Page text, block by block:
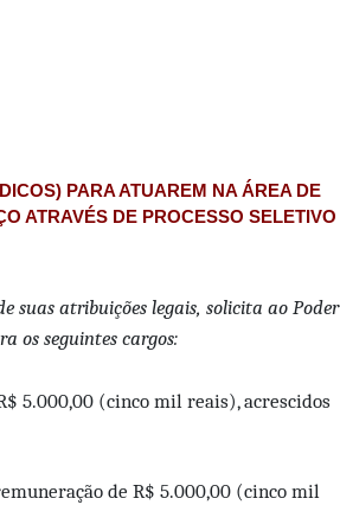
PARA ATUAREM NA ÁREA DE
ATRAVÉS DE PROCESSO SELETIVO
suas atribuições legais, solicita ao Poder
os seguintes cargos:
5.000,00 (cinco mil reais), acrescidos
de R$ 5.000,00 (cinco mil